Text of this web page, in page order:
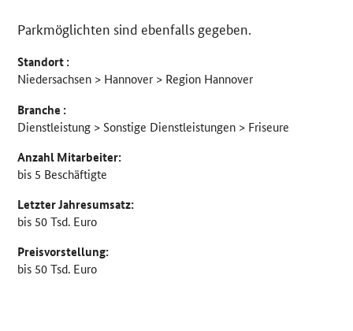
Parkmöglichten sind ebenfalls gegeben.
Standort :
Niedersachsen > Hannover > Region Hannover
Branche :
Dienstleistung > Sonstige Dienstleistungen > Friseure
Anzahl Mitarbeiter:
bis 5 Beschäftigte
Letzter Jahresumsatz:
bis 50 Tsd. Euro
Preisvorstellung:
bis 50 Tsd. Euro